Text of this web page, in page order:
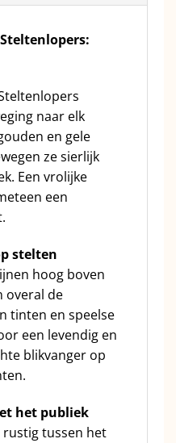
naar elk
en gele
ze sierlijk
Een vrolijke
een
stelten
hoog boven
overal de
tinten en speelse
een levendig en
blikvanger op
het publiek
rustig tussen het